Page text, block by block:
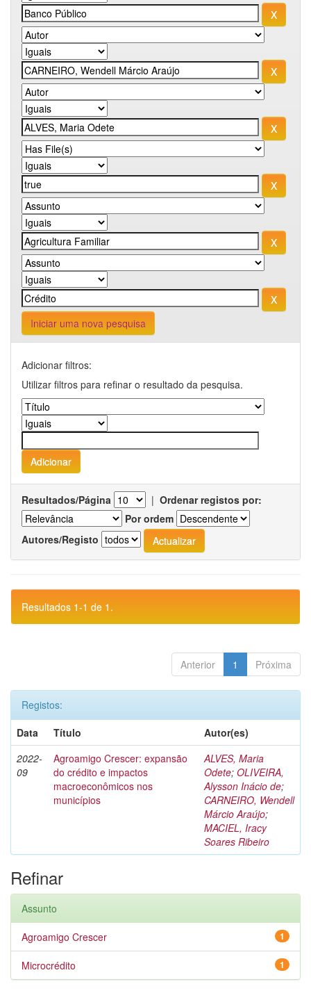
Iniciar uma nova pesquisa
Adicionar filtros:
Utilizar filtros para refinar o resultado da pesquisa.
Resultados/Página | Ordenar registos por:
Por ordem
Autores/Registo
Resultados 1-1 de 1.
Anterior 1 Próxima
Registos:
Data
Título
Autor(es)
2022-
09
Agroamigo Crescer: expansão
do crédito e impactos
macroeconômicos nos
municípios
ALVES, Maria
Odete; OLIVEIRA,
Alysson Inácio de;
CARNEIRO, Wendell
Márcio Araújo;
MACIEL, Iracy
Soares Ribeiro
Refinar
Assunto
1
Agroamigo Crescer
1
Microcrédito